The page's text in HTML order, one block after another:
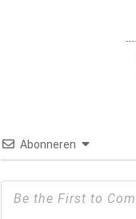
Abonneren